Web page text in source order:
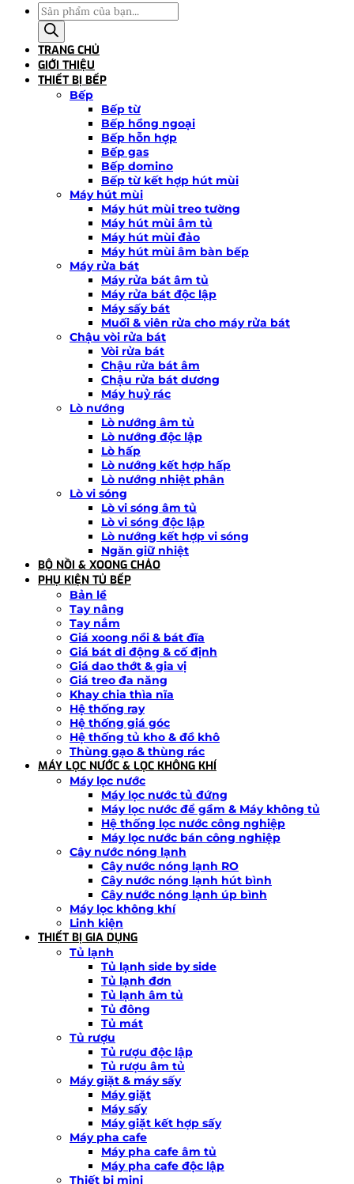
Tìm
kiếm
sản
phẩm
TRANG CHỦ
GIỚI THIỆU
THIẾT BỊ BẾP
Bếp
Bếp từ
Bếp hồng ngoại
Bếp hỗn hợp
Bếp gas
Bếp domino
Bếp từ kết hợp hút mùi
Máy hút mùi
Máy hút mùi treo tường
Máy hút mùi âm tủ
Máy hút mùi đảo
Máy hút mùi âm bàn bếp
Máy rửa bát
Máy rửa bát âm tủ
Máy rửa bát độc lập
Máy sấy bát
Muối & viên rửa cho máy rửa bát
Chậu vòi rửa bát
Vòi rửa bát
Chậu rửa bát âm
Chậu rửa bát dương
Máy huỷ rác
Lò nướng
Lò nướng âm tủ
Lò nướng độc lập
Lò hấp
Lò nướng kết hợp hấp
Lò nướng nhiệt phân
Lò vi sóng
Lò vi sóng âm tủ
Lò vi sóng độc lập
Lò nướng kết hợp vi sóng
Ngăn giữ nhiệt
BỘ NỒI & XOONG CHẢO
PHỤ KIỆN TỦ BẾP
Bản lề
Tay nâng
Tay nắm
Giá xoong nồi & bát đĩa
Giá bát di động & cố định
Giá dao thớt & gia vị
Giá treo đa năng
Khay chia thìa nĩa
Hệ thống ray
Hệ thống giá góc
Hệ thống tủ kho & đồ khô
Thùng gạo & thùng rác
MÁY LỌC NƯỚC & LỌC KHÔNG KHÍ
Máy lọc nước
Máy lọc nước tủ đứng
Máy lọc nước để gầm & Máy không tủ
Hệ thống lọc nước công nghiệp
Máy lọc nước bán công nghiệp
Cây nước nóng lạnh
Cây nước nóng lạnh RO
Cây nước nóng lạnh hút bình
Cây nước nóng lạnh úp bình
Máy lọc không khí
Linh kiện
THIẾT BỊ GIA DỤNG
Tủ lạnh
Tủ lạnh side by side
Tủ lạnh đơn
Tủ lạnh âm tủ
Tủ đông
Tủ mát
Tủ rượu
Tủ rượu độc lập
Tủ rượu âm tủ
Máy giặt & máy sấy
Máy giặt
Máy sấy
Máy giặt kết hợp sấy
Máy pha cafe
Máy pha cafe âm tủ
Máy pha cafe độc lập
Thiết bị mini